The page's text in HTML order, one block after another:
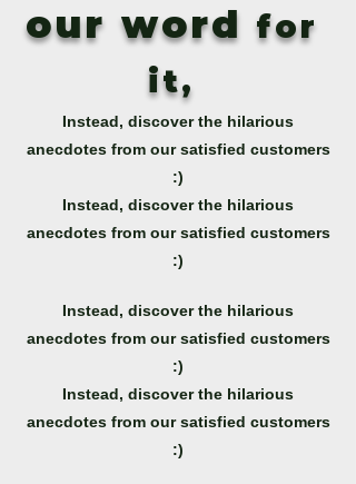
our word for
it,
Instead, discover the hilarious
anecdotes from our satisfied customers
:)
Instead, discover the hilarious
anecdotes from our satisfied customers
:)
Instead, discover the hilarious
anecdotes from our satisfied customers
:)
Instead, discover the hilarious
anecdotes from our satisfied customers
:)